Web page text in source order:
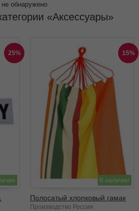
обнаружено
Аксессуары
25% 15%
В наличии
Полосатый хлопковый гамак
Производство Россия